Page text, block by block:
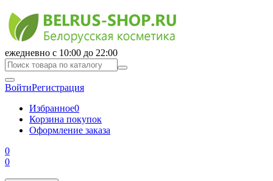
ежедневно с 10:00 до 22:00
ВойтиРегистрация
Избранное0
Корзина покупок
Оформление заказа
0
0